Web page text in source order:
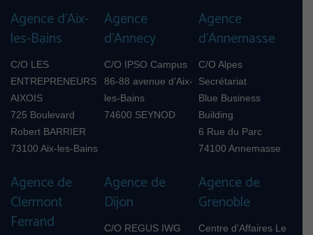
Agence d’Aix-
les-Bains
C/O LES
ENTREPRENEURS
AIXOIS
725 Boulevard
Robert BARRIER
73100 Aix-les-Bains
Agence
d’Annecy
C/O IPSO Campus
86-88 avenue d’Aix-
les-Bains
74600 SEYNOD
Agence
d’Annemasse
C/O Alpes
Secrétariat
Blue Business
Building
6 Rue du Parc
74100 Annemasse
Agence de
Clermont
Ferrand
Agence de
Dijon
C/O REGUS IWG
Agence de
Grenoble
Centre d’Affaires Le